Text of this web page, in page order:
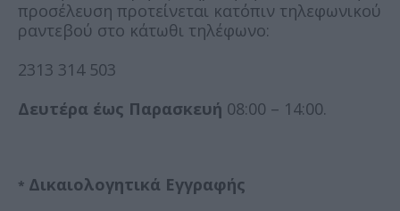
προσέλευση προτείνεται κατόπιν τηλεφωνικού
ραντεβού στο κάτωθι τηλέφωνο:
2313 314 503
Δευτέρα έως Παρασκευή 08:00 – 14:00.
* Δικαιολογητικά Εγγραφής